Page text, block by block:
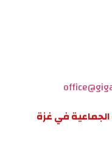
الجماعية في غزة